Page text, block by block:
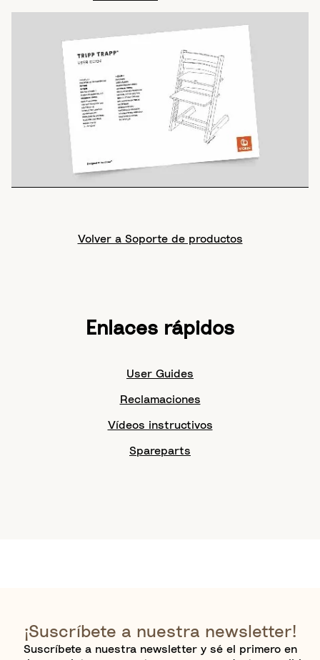
Volver a Soporte de productos
Enlaces rápidos
User Guides
Reclamaciones
Vídeos instructivos
Spareparts
¡Suscríbete a nuestra newsletter!
Suscríbete a nuestra newsletter y sé el primero en